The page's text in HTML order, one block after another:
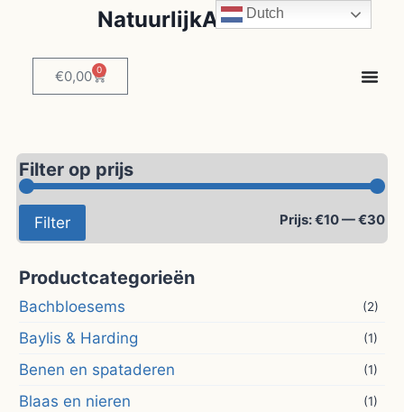
NatuurlijkAdvies.be
€0,00 0
Filter op prijs
Filter Prijs:€10—€30
Productcategorieën
Bachbloesems (2)
Baylis & Harding (1)
Benen en spataderen (1)
Blaas en nieren (1)
Dutch